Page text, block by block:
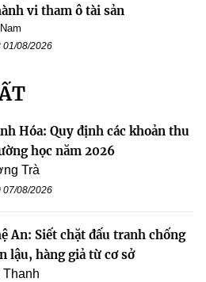
vi tham ô tài sản
01/08/2026
Hóa: Quy định các khoản thu
học năm 2026
Trà
07/08/2026
An: Siết chặt đấu tranh chống
lậu, hàng giả từ cơ sở
Thanh